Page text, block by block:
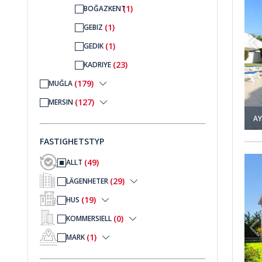
BOĞAZKENT(1)
GEBIZ (1)
GEDIK (1)
KADRIYE (23)
MUĞLA (179)
MERSIN (127)
FASTIGHETSTYP
ALLT (49)
LÄGENHETER (29)
HUS (19)
KOMMERSIELL (0)
MARK (1)
I Belek 1 Fristående Villa Nära Stranden Och Golfbanor I Belek 2